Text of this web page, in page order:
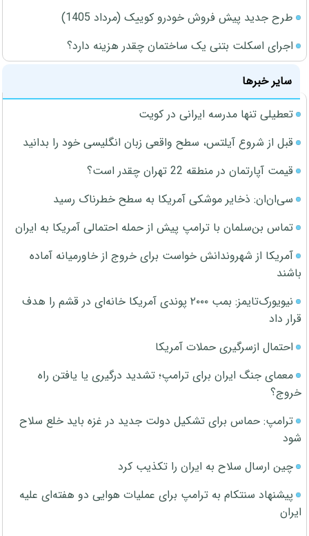
طرح جدید پیش فروش خودرو کوییک (مرداد 1405)
اجرای اسکلت بتنی یک ساختمان چقدر هزینه دارد؟
سایر خبرها
تعطیلی تنها مدرسه ایرانی در کویت
قبل از شروع آیلتس، سطح واقعی زبان انگلیسی خود را بدانید
قیمت آپارتمان در منطقه 22 تهران چقدر است؟
سی‌ان‌ان: ذخایر موشکی آمریکا به سطح خطرناک رسید
تماس بن‌سلمان با ترامپ پیش از حمله احتمالی آمریکا به ایران
آمریکا از شهروندانش خواست برای خروج از خاورمیانه آماده
باشند
نیویورک‌تایمز: بمب ۲۰۰۰ پوندی آمریکا خانه‌ای در قشم را هدف
قرار داد
احتمال ازسرگیری حملات آمریکا
معمای جنگ ایران برای ترامپ؛ تشدید درگیری یا یافتن راه
خروج؟
ترامپ: حماس برای تشکیل دولت جدید در غزه باید خلع سلاح
شود
چین ارسال سلاح به ایران را تکذیب کرد
پیشنهاد سنتکام به ترامپ برای عملیات هوایی دو هفته‌ای علیه
ایران